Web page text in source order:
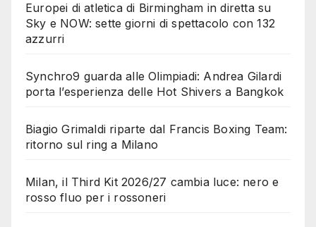
Europei di atletica di Birmingham in diretta su
Sky e NOW: sette giorni di spettacolo con 132
azzurri
Synchro9 guarda alle Olimpiadi: Andrea Gilardi
porta l’esperienza delle Hot Shivers a Bangkok
Biagio Grimaldi riparte dal Francis Boxing Team:
ritorno sul ring a Milano
Milan, il Third Kit 2026/27 cambia luce: nero e
rosso fluo per i rossoneri